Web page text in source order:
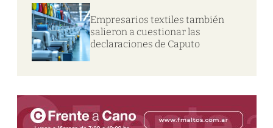
Empresarios textiles también
salieron a cuestionar las
declaraciones de Caputo